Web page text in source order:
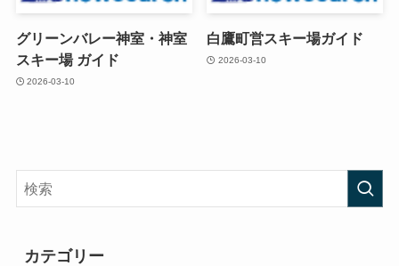
グリーンバレー神室・神室
スキー場 ガイド
2026-03-10
白鷹町営スキー場ガイド
2026-03-10
カテゴリー